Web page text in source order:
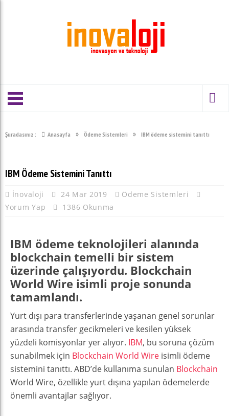
Şuradasınız : Anasayfa » Ödeme Sistemleri » IBM ödeme sistemini tanıttı
IBM Ödeme Sistemini Tanıttı
İnovaloji 24 Mar 2019
Ödeme Sistemleri
Yorum Yap
1386 Okunma
IBM ödeme teknolojileri alanında
blockchain temelli bir sistem
üzerinde çalışıyordu. Blockchain
World Wire isimli proje sonunda
tamamlandı.
Yurt dışı para transferlerinde yaşanan genel sorunlar
arasında transfer gecikmeleri ve kesilen yüksek
yüzdeli komisyonlar yer alıyor. IBM, bu soruna çözüm
sunabilmek için Blockchain World Wire isimli ödeme
sistemini tanıttı. ABD’de kullanıma sunulan Blockchain
World Wire, özellikle yurt dışına yapılan ödemelerde
önemli avantajlar sağlıyor.